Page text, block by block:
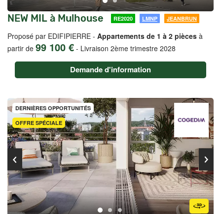
NEW MIL à Mulhouse RE2020 LMNP JEANBRUN
Proposé par EDIFIPIERRE - Appartements de 1 à 2 pièces à
partir de 99 100 € - Livraison 2ème trimestre 2028
Demande d'information
OFFRE SPÉCIALE
DERNIÈRES OPPORTUNITÉS